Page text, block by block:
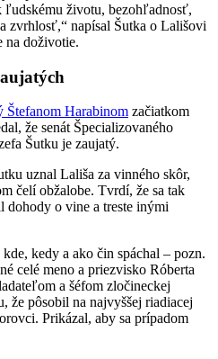
ľudskému životu, bezohľadnosť,
zvrhlosť,“ napísal Šutka o Lališovi
na doživotie.
Štefanom Harabinom začiatkom
že senát Špecializovaného
Šutku je zaujatý.
uznal Lališa za vinného skôr,
čelí obžalobe. Tvrdí, že sa tak
dohody o vine a treste inými
kedy a ako čin spáchal – pozn.
celé meno a priezvisko Róberta
a šéfom zločineckej
že pôsobil na najvyššej riadiacej
Prikázal, aby sa prípadom